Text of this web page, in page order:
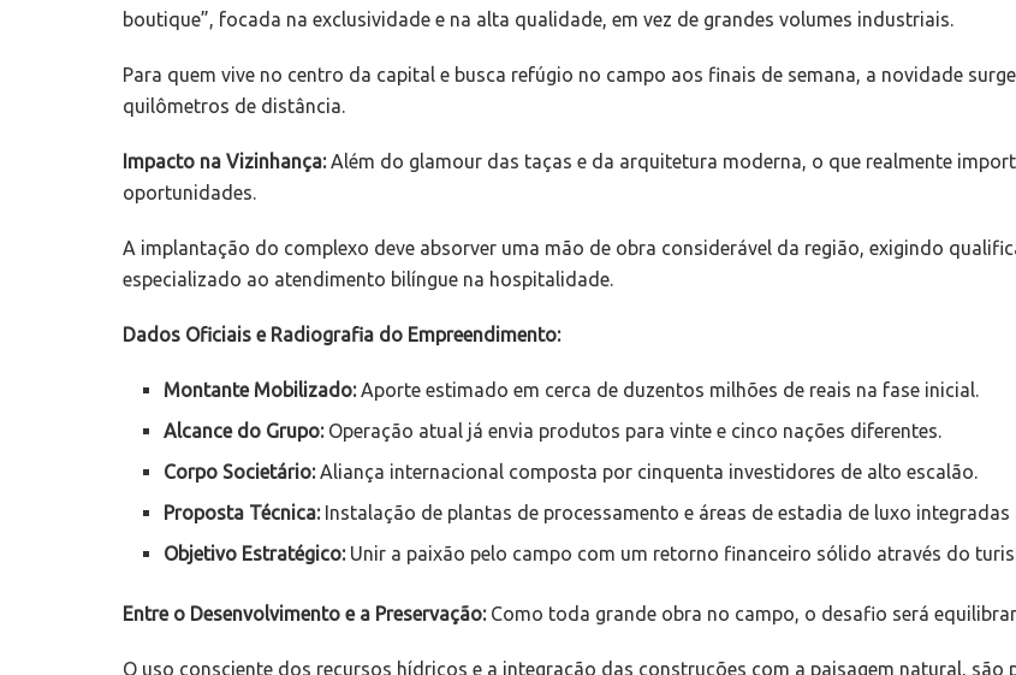
boutique”, focada na exclusividade e na alta qualidade, em vez de grandes volumes industriais.
Para quem vive no centro da capital e busca refúgio no campo aos finais de semana, a novidade
quilômetros de distância.
Impacto na Vizinhança:Além do glamour das taças e da arquitetura moderna, o que realmente
oportunidades.
A implantação do complexo deve absorver uma mão de obra considerável da região, exigindo
especializado ao atendimento bilíngue na hospitalidade.
Dados Oficiais e Radiografia do Empreendimento:
Montante Mobilizado:Aporte estimado em cerca de duzentos milhões de reais na fase inicial.
Alcance do Grupo:Operação atual já envia produtos para vinte e cinco nações diferentes.
Corpo Societário:Aliança internacional composta por cinquenta investidores de alto escalão.
Proposta Técnica:Instalação de plantas de processamento e áreas de estadia de luxo integradas
Objetivo Estratégico:Unir a paixão pelo campo com um retorno financeiro sólido através do
Entre o Desenvolvimento e a Preservação:Como toda grande obra no campo, o desafio será
O uso consciente dos recursos hídricos e a integração das construções com a paisagem natural,